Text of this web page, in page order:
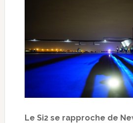
Le Si2 se rapproche de